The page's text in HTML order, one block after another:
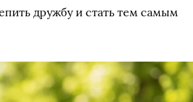
дружбу и стать тем самым